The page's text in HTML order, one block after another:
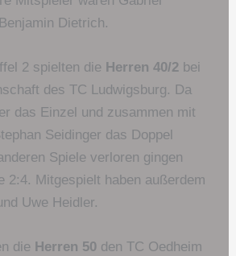
Dietrich.
2 spielten die Herren 40/2 bei
des TC Ludwigsburg. Da
das Einzel und zusammen mit
Seidinger das Doppel
Spiele verloren gingen
2:4. Mitgespielt haben außerdem
Uwe Heidler.
die Herren 50 den TC Oedheim